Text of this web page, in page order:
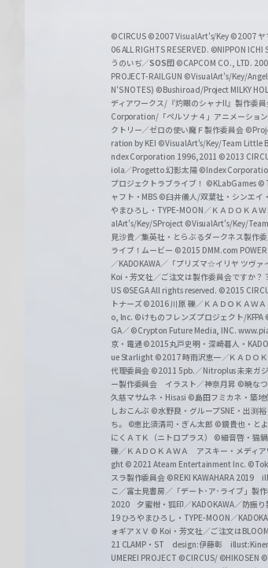
c
h
w
a
r
z
©CIRCUS ©2007 VisualArt's/Key ©2007 ヤ
06 ALL RIGHTS RESERVED. ©NIPPON ICHI
うのいぢ／SOS団 ©CAPCOM CO., LTD.
PROJECT-RAILGUN ©VisualArt's/Key/
N'S NOTES) ©Bushiroad/Project MILKY
ディアワークス/『灼眼のシャナII』製作委員
Corporation/「ペルソナ４」アニメーショ
クトリー／ゼロの使い魔Ｆ製作委員会
ration by KEI ©VisualArt's/Key/Team Little
ndex Corporation 1996,2011 ©2013
iola／Progetto 幻影太陽 ©Index
プロジェクトラブライブ！ ©KLabGames ©
ャフト・MBS ©臼井儀人/双葉社・シンエイ
やまひろし・TYPE-MOON／ＫＡＤＯＫＡ
alArt's/Key/SProject ©VisualArt's/Key/
見沙貴／集英社・とらぶるダークネス製作
ライブ！ムービー ©2015 DMM.com
／KADOKAWA／「プリズマ☆イリヤ ツヴァ
Koi・芳文社／ご注文は製作委員会ですか？？
US ©SEGA All rights reserved. ©2015
トナーズ©2016 川原 礫／ＫＡＤＯＫＡＷ
o, Inc. ©けものフレンズプロジェクト/KFPA
GA／ ©Crypton Future Media, INC.
京・電通 ©2015丸戸史明・深崎暮人・
ue Starlight ©2017 時雨沢恵一／ＫＡＤＯ
代理委員会 ©2011 5pb.／Nitroplus 未来ガ
ー製作委員会 イラスト／神奈月昇 ©暁な
久慈マサムネ・Hisasi ©島田フミカネ・築地
しおこんぶ ©水野良・グループSNE・出渕
ち。
©恵比須清司・ぎん太郎 ©鏡貴也・と
にくＡＴＫ（ニトロプラス） ©細音啓・猫
礫／ＫＡＤＯＫＡＷＡ アスキー・メディ
ght © 2021 Ateam Entertainment Inc.
スラ製作委員会 ©REKI KAWAHARA 2019
こ／富士見書房／「デート･ア･ライブ」製
2020 夕蜜柑・狐印／KADOKAWA／防振り
19 ひろやまひろし・TYPE-MOON／
ォギアＸＶ © Koi・芳文社／ご注文は
21 CLAMP・ST design:伊藤彰
UMEREI PROJECT ©CIRCUS/ ©HIKOSEN